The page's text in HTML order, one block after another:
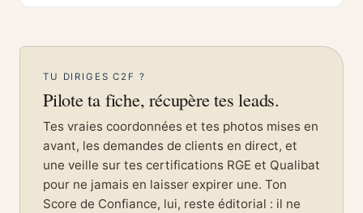
TU DIRIGES C2F ?
Pilote ta fiche, récupère tes leads.
Tes vraies coordonnées et tes photos mises en
avant, les demandes de clients en direct, et
une veille sur tes certifications RGE et Qualibat
pour ne jamais en laisser expirer une. Ton
Score de Confiance, lui, reste éditorial : il ne